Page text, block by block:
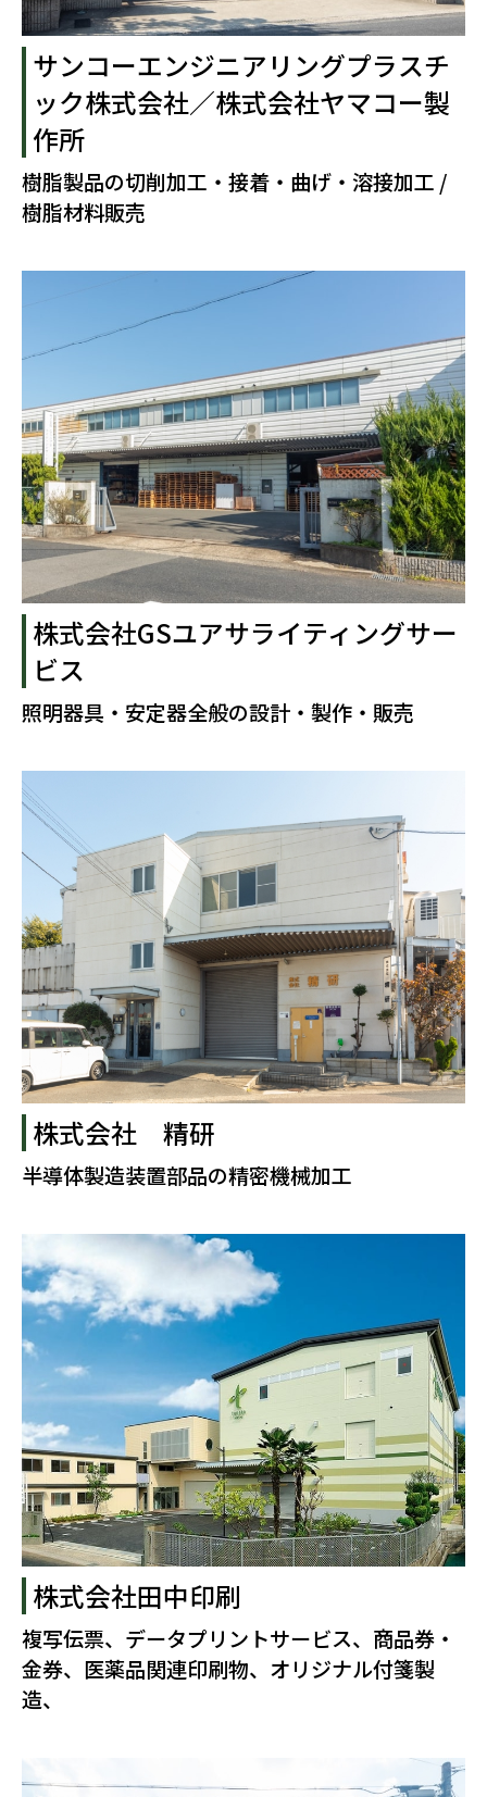
サンコーエンジニアリングプラスチ
ック株式会社／株式会社ヤマコー製
作所
樹脂製品の切削加工・接着・曲げ・溶接加工 /
樹脂材料販売
株式会社GSユアサライティングサー
ビス
照明器具・安定器全般の設計・製作・販売
株式会社 精研
半導体製造装置部品の精密機械加工
株式会社田中印刷
複写伝票、データプリントサービス、商品券・
金券、医薬品関連印刷物、オリジナル付箋製
造、